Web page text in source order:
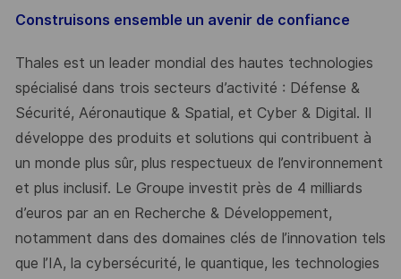
Construisons ensemble un avenir de confiance
Thales est un leader mondial des hautes technologies
spécialisé dans trois secteurs d’activité : Défense &
Sécurité, Aéronautique & Spatial, et Cyber & Digital. Il
développe des produits et solutions qui contribuent à
un monde plus sûr, plus respectueux de l’environnement
et plus inclusif. Le Groupe investit près de 4 milliards
d’euros par an en Recherche & Développement,
notamment dans des domaines clés de l’innovation tels
que l’IA, la cybersécurité, le quantique, les technologies